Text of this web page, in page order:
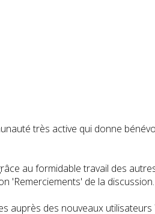
très active qui donne
au formidable travail des
'Remerciements' de la discussion.
des nouveaux utilisateurs